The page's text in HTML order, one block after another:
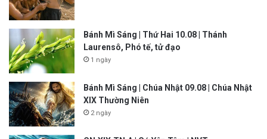
Bánh Mì Sáng | Thứ Hai 10.08 | Thánh
Laurensô, Phó tế, tử đạo
1 ngày
Bánh Mì Sáng | Chúa Nhật 09.08 | Chúa Nhật
XIX Thường Niên
2 ngày